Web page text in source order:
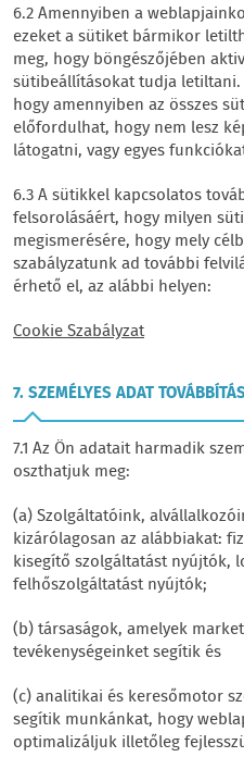
6.2 Amennyiben a
ezeket a sütiket bármikor
meg, hogy böngészőjében
sütibeállításokat tudja letiltani.
hogy amennyiben az összes
előfordulhat, hogy nem lesz
látogatni, vagy egyes
6.3 A sütikkel kapcsolatos
felsorolásáért, hogy milyen
megismerésére, hogy mely
szabályzatunk ad további
érhető el, az alábbi helyen:
Cookie Szabályzat
7. SZEMÉLYES ADAT
7.1 Az Ön adatait harmadik
oszthatjuk meg:
(a) Szolgáltatóink,
kizárólagosan az alábbiakat:
kisegítő szolgáltatást nyújtók,
felhőszolgáltatást nyújtók;
(b) társaságok, amelyek
tevékenységeinket segítik és
(c) analitikai és keresőmotor
segítik munkánkat, hogy
optimalizáljuk illetőleg